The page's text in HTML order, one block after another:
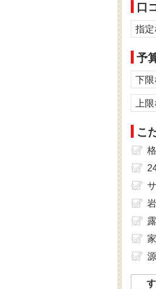
口
指定
予
下限
上
こ